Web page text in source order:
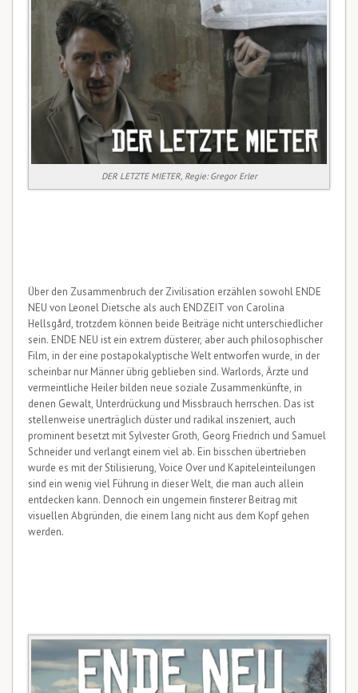
DER LETZTE MIETER, Regie: Gregor Erler
Über den Zusammenbruch der Zivilisation erzählen sowohl ENDE
NEU von Leonel Dietsche als auch ENDZEIT von Carolina
Hellsgård, trotzdem können beide Beiträge nicht unterschiedlicher
sein. ENDE NEU ist ein extrem düsterer, aber auch philosophischer
Film, in der eine postapokalyptische Welt entworfen wurde, in der
scheinbar nur Männer übrig geblieben sind. Warlords, Ärzte und
vermeintliche Heiler bilden neue soziale Zusammenkünfte, in
denen Gewalt, Unterdrückung und Missbrauch herrschen. Das ist
stellenweise unerträglich düster und radikal inszeniert, auch
prominent besetzt mit Sylvester Groth, Georg Friedrich und Samuel
Schneider und verlangt einem viel ab. Ein bisschen übertrieben
wurde es mit der Stilisierung, Voice Over und Kapiteleinteilungen
sind ein wenig viel Führung in dieser Welt, die man auch allein
entdecken kann. Dennoch ein ungemein finsterer Beitrag mit
visuellen Abgründen, die einem lang nicht aus dem Kopf gehen
werden.